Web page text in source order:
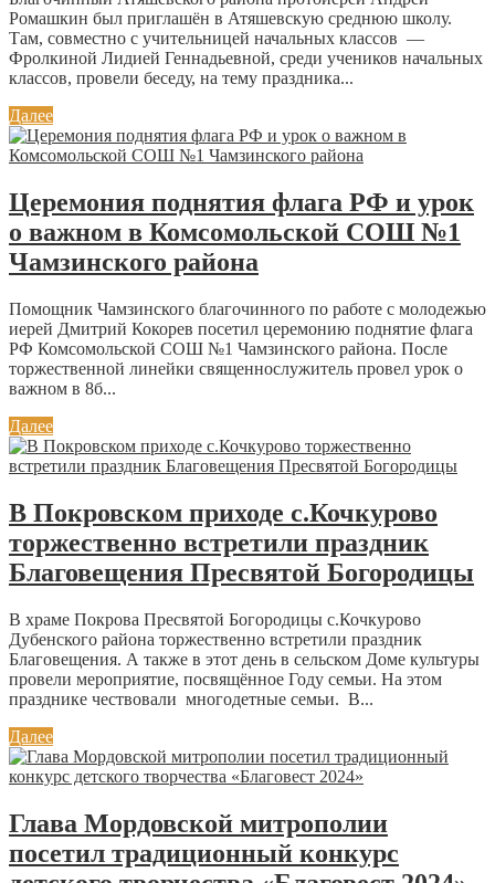
Ромашкин был приглашён в Атяшевскую среднюю школу.
Там, совместно с учительницей начальных классов —
Фролкиной Лидией Геннадьевной, среди учеников начальных
классов, провели беседу, на тему праздника...
Далее
Церемония поднятия флага РФ и урок
о важном в Комсомольской СОШ №1
Чамзинского района
Помощник Чамзинского благочинного по работе с молодежью
иерей Дмитрий Кокорев посетил церемонию поднятие флага
РФ Комсомольской СОШ №1 Чамзинского района. После
торжественной линейки священнослужитель провел урок о
важном в 8б...
Далее
В Покровском приходе с.Кочкурово
торжественно встретили праздник
Благовещения Пресвятой Богородицы
В храме Покрова Пресвятой Богородицы с.Кочкурово
Дубенского района торжественно встретили праздник
Благовещения. А также в этот день в сельском Доме культуры
провели мероприятие, посвящённое Году семьи. На этом
празднике чествовали многодетные семьи. В...
Далее
Глава Мордовской митрополии
посетил традиционный конкурс